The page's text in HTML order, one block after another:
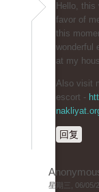
Hello, this
favor of
this
wonderful
at my
Also visit
escort -
回复
星期三, 06/05/